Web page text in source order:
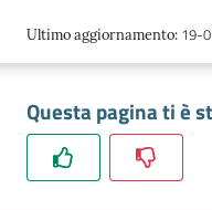
Consumatore
L'Impresa
Digitale
Ultimo aggiornamento: 19-
Questa pagina ti è